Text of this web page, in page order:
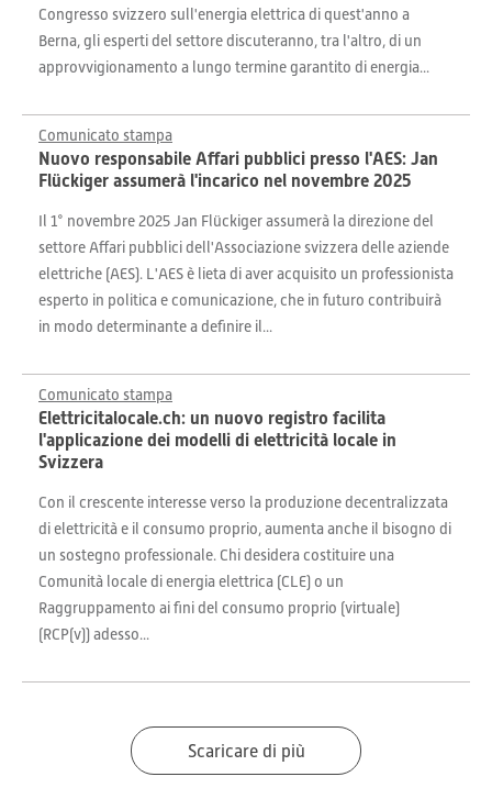
Congresso svizzero sull'energia elettrica di quest'anno a
Berna, gli esperti del settore discuteranno, tra l'altro, di un
approvvigionamento a lungo termine garantito di energia...
Comunicato stampa
Nuovo responsabile Affari pubblici presso l'AES: Jan
Flückiger assumerà l'incarico nel novembre 2025
Il 1° novembre 2025 Jan Flückiger assumerà la direzione del
settore Affari pubblici dell'Associazione svizzera delle aziende
elettriche (AES). L'AES è lieta di aver acquisito un professionista
esperto in politica e comunicazione, che in futuro contribuirà
in modo determinante a definire il...
Comunicato stampa
Elettricitalocale.ch: un nuovo registro facilita
l'applicazione dei modelli di elettricità locale in
Svizzera
Con il crescente interesse verso la produzione decentralizzata
di elettricità e il consumo proprio, aumenta anche il bisogno di
un sostegno professionale. Chi desidera costituire una
Comunità locale di energia elettrica (CLE) o un
Raggruppamento ai fini del consumo proprio (virtuale)
(RCP(v)) adesso...
Scaricare di più